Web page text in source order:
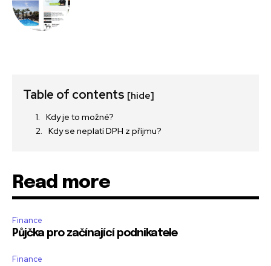
Table of contents [hide]
Kdy je to možné?
Kdy se neplatí DPH z příjmu?
Read more
Finance
Půjčka pro začínající podnikatele
Finance